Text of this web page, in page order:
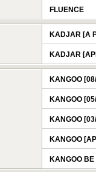
FLUENCE
KADJAR [A
KADJAR
KANGOO
KANGOO
KANGOO
KANGOO
KANGOO